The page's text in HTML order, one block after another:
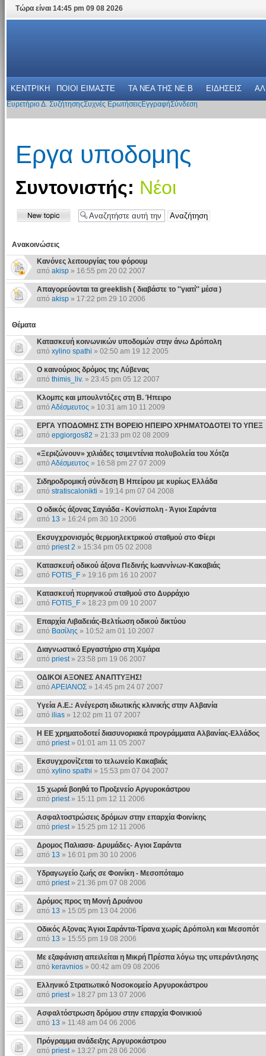
Τώρα είναι 14:45 pm 09 08 2026
ΚΕΝΤΡΙΚΗ ΠΟΙΟΙ ΕΙΜΑΣΤΕ ΤΑ ΝΕΑ THΣ NE.B ΕΙΔΗΣΕΙΣ
Ευρετήριο Δ. ΣυζήτησηςΣυχνές Ερωτήσεις ΕγγραφήΣύνδεση
Εργα υποδομης
Συντονιστής: Νέοι
Ανακοινώσεις
Κανόνες λειτουργίας του φόρουμ
από akisp» 16:55 pm 20 02 2007
Απαγορεύονται τα greeklish ( διαβάστε το ''γιατί'' μέσα )
από akisp» 17:22 pm 29 10 2006
Θέματα
Κατασκευή κοινωνικών υποδομών στην άνω Δρόπολη
από xylino spathi » 02:50 am 19 12 2005
Ο καινούριος δρόμος της Λύβενας
από thimis_liv.» 23:45 pm 05 12 2007
Κλομπς και μπουλντόζες στη Β. Ήπειρο
από Αδέσμευτος » 10:31 am 10 11 2009
ΕΡΓΑ ΥΠΟΔΟΜΗΣ ΣΤΗ ΒΟΡΕΙΟ ΗΠΕΙΡΟ ΧΡΗΜΑΤΟΔΟΤΕΙ ΤΟ ΥΠΕΞ
από epgiorgos82 » 21:33 pm 02 08 2009
«Ξεριζώνουν» χιλιάδες τσιμεντένια πολυβολεία του Χότζα
από Αδέσμευτος » 16:58 pm 27 07 2009
Σιδηροδρομική σύνδεση Β Ηπείρου με κυρίως Ελλάδα
από stratiscalonikti » 19:14 pm 07 04 2008
Ο οδικός άξονας Σαγιάδα - Κονίσπολη - Άγιοι Σαράντα
από 13 » 16:24 pm 30 10 2006
Εκσυγχρονισμός θερμοηλεκτρικού σταθμού στο Φίερι
από priest 2 » 15:34 pm 05 02 2008
Κατασκευή οδικού άξονα Πεδινής Ιωαννίνων-Κακαβιάς
από FOTIS_F» 19:16 pm 16 10 2007
Κατασκευή πυρηνικού σταθμού στο Δυρράχιο
από FOTIS_F» 18:23 pm 09 10 2007
Επαρχία Λιβαδειάς-Βελτίωση οδικού δικτύου
από Βασίλης » 10:52 am 01 10 2007
Διαγνωστικό Εργαστήριο στη Χιμάρα
από priest» 23:58 pm 19 06 2007
OΔΙΚOΙ ΑΞOΝΕΣ ΑΝΑΠΤΥΞΗΣ!
από ΑΡΕΙΑΝΟΣ» 14:45 pm 24 07 2007
Υγεία Α.Ε.: Ανέγερση ιδιωτικής κλινικής στην Αλβανία
από ilias» 12:02 pm 11 07 2007
Η ΕΕ χρηματοδοτεί διασυνοριακά προγράμματα Αλβανίας-Ελλάδος
από priest» 01:01 am 11 05 2007
Εκσυγχρονίζεται το τελωνείο Κακαβιάς
από xylino spathi » 15:53 pm 07 04 2007
15 χωριά βοηθά το Προξενείο Αργυροκάστρου
από priest» 15:11 pm 12 11 2006
Ασφαλτοστρώσεις δρόμων στην επαρχία Φοινίκης
από priest» 15:25 pm 12 11 2006
Δρομος Παλιασα- Δρυμάδες- Αγιοι Σαράντα
από 13 » 16:01 pm 30 10 2006
Υδραγωγείο ζωής σε Φοινίκη - Μεσοπόταμο
από priest» 21:36 pm 07 08 2006
Δρόμος προς τη Μονή Δρυάνου
από 13 » 15:05 pm 13 04 2006
Οδικός Αξονας Άγιοι Σαράντα-Τίρανα χωρίς Δρόπολη και Μεσοπότ
από 13 » 15:55 pm 19 08 2006
Με εξαφάνιση απειλείται η Μικρή Πρέσπα λόγω της υπεράντλησης
από keravnios» 00:42 am 09 08 2006
Ελληνικό Στρατιωτικό Νοσοκομείο Αργυροκάστρου
από priest» 18:27 pm 13 07 2006
Ασφαλτόστρωση δρόμου στην επαρχία Φοινικιού
από 13 » 11:48 am 04 06 2006
Πρόγραμμα ανάδειξης Αργυροκάστρου
από priest» 13:27 pm 28 06 2006